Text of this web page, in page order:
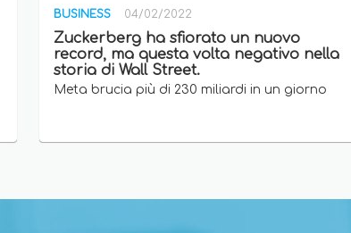
BUSINESS 04/02/2022
Zuckerberg ha sfiorato un nuovo
record, ma questa volta negativo nella
storia di Wall Street.
Meta brucia più di 230 miliardi in un giorno